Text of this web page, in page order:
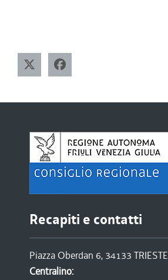
Recapiti e contatti
Piazza Oberdan 6, 34133 TRIESTE
Centralino: